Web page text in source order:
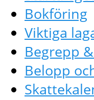
Bokföring
Viktiga
Begrepp
Belopp